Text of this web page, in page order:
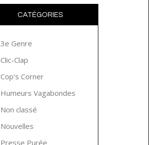
CATÉGORIES
3e Genre
Clic-Clap
Cop's Corner
Humeurs Vagabondes
Non classé
Nouvelles
Presse Purée